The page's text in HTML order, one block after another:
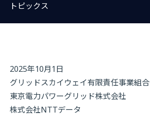
トピックス
2025年10月1日
グリッドスカイウェイ有限責任事業組合
東京電力パワーグリッド株式会社
株式会社NTTデータ